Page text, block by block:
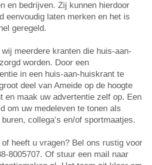
en bedrijven. Zij kunnen hierdoor
eenvoudig laten merken en het is
geregeld.
meerdere kranten die huis-aan-
worden. Door een
in een huis-aan-huiskrant te
deel van Ameide op de hoogte
en maak uw advertentie zelf op. Een
om uw medeleven te tonen als
collega’s en/of sportmaatjes.
heeft u vragen? Bel ons rustig voor
8005707. Of stuur een mail naar